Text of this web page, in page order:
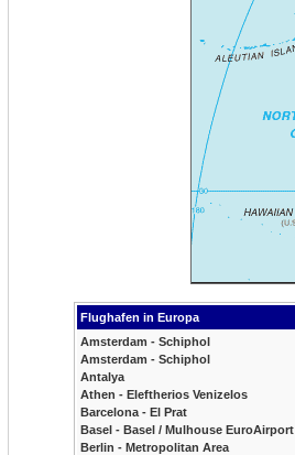
Flughafen in Europa
Amsterdam - Schiphol
Amsterdam - Schiphol
Antalya
Athen - Eleftherios Venizelos
Barcelona - El Prat
Basel - Basel / Mulhouse EuroAirport
Berlin - Metropolitan Area